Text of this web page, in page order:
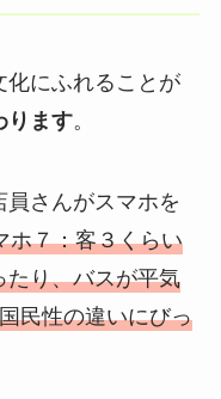
化にふれることが
ります。
さんがスマホを
ホ７：客３くらい
たり、バスが平気
民性の違いにびっ